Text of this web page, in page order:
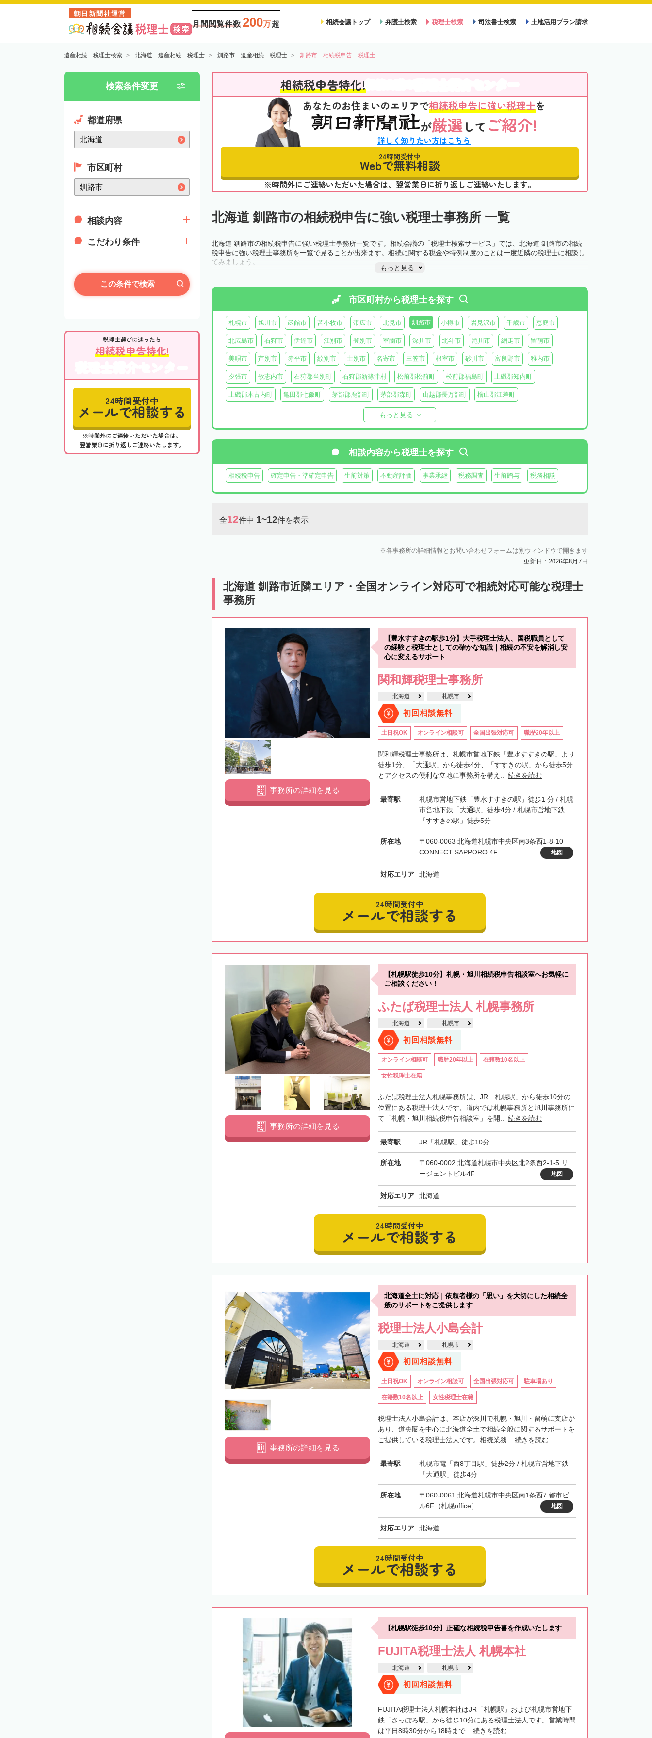
朝日新聞社運営
月間閲覧件数 200万超 相続会議トップ 弁護士検索 税理士検索 司法書士検索 土地活用プラン請求
遺産相続 税理士検索 北海道 遺産相続 税理士 釧路市 遺産相続 税理士 釧路市 相続税申告 税理士
検索条件変更
都道府県
市区町村
相談内容
こだわり条件
この条件で検索
税理士選びに迷ったら
相続税申告特化!
税理士紹介センター
24時間受付中
メールで相談する
※時間外にご連絡いただいた場合は、
翌営業日に折り返しご連絡いたします。
相続税申告特化!
あなたのお住まいのエリアで相続税申告に強い税理士を
が厳選 して ご紹介!
詳しく知りたい方はこちら
24時間受付中
Webで無料相談
※時間外にご連絡いただいた場合は、翌営業日に折り返しご連絡いたします。
北海道 釧路市の相続税申告に強い税理士事務所 一覧
北海道 釧路市の相続税申告に強い税理士事務所一覧です。相続会議の「税理士検索サービス」では、北海道 釧路市の相続
税申告に強い税理士事務所を一覧で見ることが出来ます。相続に関する税金や特例制度のことは一度近隣の税理士に相談し
てみましょう。
もっと見る
市区町村から税理士を探す
札幌市 旭川市 函館市 苫小牧市 帯広市 北見市 釧路市 小樽市 岩見沢市 千歳市 恵庭市
北広島市 石狩市 伊達市 江別市 登別市 室蘭市 深川市 北斗市 滝川市 網走市 留萌市
美唄市 芦別市 赤平市 紋別市 士別市 名寄市 三笠市 根室市 砂川市 富良野市 稚内市
夕張市 歌志内市 石狩郡当別町 石狩郡新篠津村 松前郡松前町 松前郡福島町 上磯郡知内町
上磯郡木古内町 亀田郡七飯町 茅部郡鹿部町 茅部郡森町 山越郡長万部町 檜山郡江差町
奥尻郡奥尻町
島牧郡島牧村 寿都郡寿都町 寿都郡黒松内町 磯谷郡蘭越町 虻田郡ニセコ町 虻田郡倶知安町
虻田郡喜茂別町 虻田郡京極町 虻田郡豊浦町
岩内郡共和町 岩内郡岩内町 二海郡八雲町 古宇郡泊村 古宇郡神恵内村 古平郡古平町 積丹郡積丹町
余市郡仁木町 余市郡余市町 余市郡赤井川村 空知郡南幌町 空知郡奈井江町 空知郡上砂川町
樺戸郡月形町 樺戸郡浦臼町
上川郡比布町 上川郡愛別町 上川郡上川町 上川郡東川町
中川郡美深町 中川郡音威子府村 中川郡中川町 中川郡幕別町 中川郡池田町 中川郡豊頃町
天塩郡遠別町 天塩郡天塩町 天塩郡豊富町 天塩郡幌延町 宗谷郡猿払村 枝幸郡浜頓別町
枝幸郡枝幸町 利尻郡利尻町 利尻郡利尻富士町 網走郡美幌町
網走郡大空町
常呂郡置戸町 常呂郡佐呂間町 紋別郡湧別町 紋別郡滝上町 紋別郡興部町
紋別郡西興部村 紋別郡雄武町 白老郡白老町 沙流郡日高町
様似郡様似町 幌泉郡えりも町 日高郡新ひだか町 河東郡音更町
河東郡上士幌町 河東郡鹿追町 河西郡芽室町 河西郡中札内村 河西郡更別村 広尾郡大樹町
広尾郡広尾町 十勝郡浦幌町 釧路郡釧路町 厚岸郡厚岸町 厚岸郡浜中町
川上郡標茶町 野付郡別海町 標津郡中標津町
標津郡標津町 目梨郡羅臼町
もっと見る
相談内容から税理士を探す
相続税申告 確定申告・準確定申告 生前対策 不動産評価 事業承継 税務調査 生前贈与 税務相談
全12件中 1~12件を表示
各事務所の詳細情報とお問い合わせフォームは別ウィンドウで開きます
更新日：2026年8月7日
北海道 釧路市近隣エリア・全国オンライン対応可で相続対応可能な税理士
事務所
【豊水すすきの駅歩1分】大手税理士法人、国税職員として
の経験と税理士としての確かな知識｜相続の不安を解消し安
心に変えるサポート
関和輝税理士事務所
北海道 札幌市
初回相談無料
土日祝OK オンライン相談可 全国出張対応可 職歴20年以上
関和輝税理士事務所は、札幌市営地下鉄「豊水すすきの駅」より
徒歩1分、「大通駅」から徒歩4分、「すすきの駅」から徒歩5分
とアクセスの便利な立地に事務所を構え... 続きを読む
最寄駅
札幌市営地下鉄「豊水すすきの駅」徒歩1 分 / 札幌
市営地下鉄「大通駅」徒歩4分 / 札幌市営地下鉄
「すすきの駅」徒歩5分
所在地
〒060-0063 北海道札幌市中央区南3条西1-8-10
CONNECT SAPPORO 4F
地図
対応エリア 北海道
事務所の詳細を見る
24時間受付中
メールで相談する
【札幌駅徒歩10分】札幌・旭川相続税申告相談室へお気軽に
ご相談ください！
ふたば税理士法人 札幌事務所
北海道 札幌市
初回相談無料
オンライン相談可 職歴20年以上 在籍数10名以上
女性税理士在籍
ふたば税理士法人札幌事務所は、JR「札幌駅」から徒歩10分の
位置にある税理士法人です。道内では札幌事務所と旭川事務所に
て「札幌・旭川相続税申告相談室」を開... 続きを読む
最寄駅 JR「札幌駅」徒歩10分
所在地
〒060-0002 北海道札幌市中央区北2条西2-1-5 リ
ージェントビル4F
地図
対応エリア 北海道
事務所の詳細を見る
24時間受付中
メールで相談する
北海道全土に対応｜依頼者様の「思い」を大切にした相続全
般のサポートをご提供します
税理士法人小島会計
北海道 札幌市
初回相談無料
土日祝OK オンライン相談可 全国出張対応可 駐車場あり
在籍数10名以上 女性税理士在籍
税理士法人小島会計は、本店が深川で札幌・旭川・留萌に支店が
あり、道央圏を中心に北海道全土で相続全般に関するサポートを
ご提供している税理士法人です。相続業務... 続きを読む
最寄駅
札幌市電「西8丁目駅」徒歩2分 / 札幌市営地下鉄
「大通駅」徒歩4分
所在地
〒060-0061 北海道札幌市中央区南1条西7 都市ビ
ル6F（札幌office）
地図
対応エリア 北海道
事務所の詳細を見る
24時間受付中
メールで相談する
【札幌駅徒歩10分】正確な相続税申告書を作成いたします
FUJITA税理士法人 札幌本社
北海道 札幌市
初回相談無料
FUJITA税理士法人札幌本社はJR「札幌駅」および札幌市営地下
鉄「さっぽろ駅」から徒歩10分にある税理士法人です。営業時間
は平日8時30分から18時まで... 続きを読む